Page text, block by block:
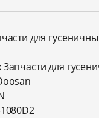
для
Запчасти для